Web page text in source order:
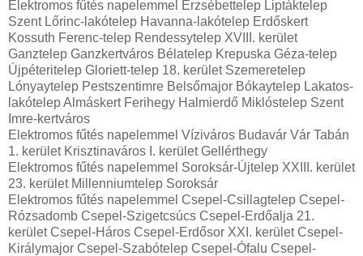
Elektromos fűtés napelemmel Erzsébettelep Liptáktelep
Szent Lőrinc-lakótelep Havanna-lakótelep Erdőskert
Kossuth Ferenc-telep Rendessytelep XVIII. kerület
Ganztelep Ganzkertváros Bélatelep Krepuska Géza-telep
Újpéteritelep Gloriett-telep 18. kerület Szemeretelep
Lónyaytelep Pestszentimre Belsőmajor Bókaytelep Lakatos-
lakótelep Almáskert Ferihegy Halmierdő Miklóstelep Szent
Imre-kertváros
Elektromos fűtés napelemmel Víziváros Budavár Vár Tabán
1. kerület Krisztinaváros I. kerület Gellérthegy
Elektromos fűtés napelemmel Soroksár-Újtelep XXIII. kerület
23. kerület Millenniumtelep Soroksár
Elektromos fűtés napelemmel Csepel-Csillagtelep Csepel-
Rózsadomb Csepel-Szigetcsúcs Csepel-Erdőalja 21.
kerület Csepel-Háros Csepel-Erdősor XXI. kerület Csepel-
Királymajor Csepel-Szabótelep Csepel-Ófalu Csepel-